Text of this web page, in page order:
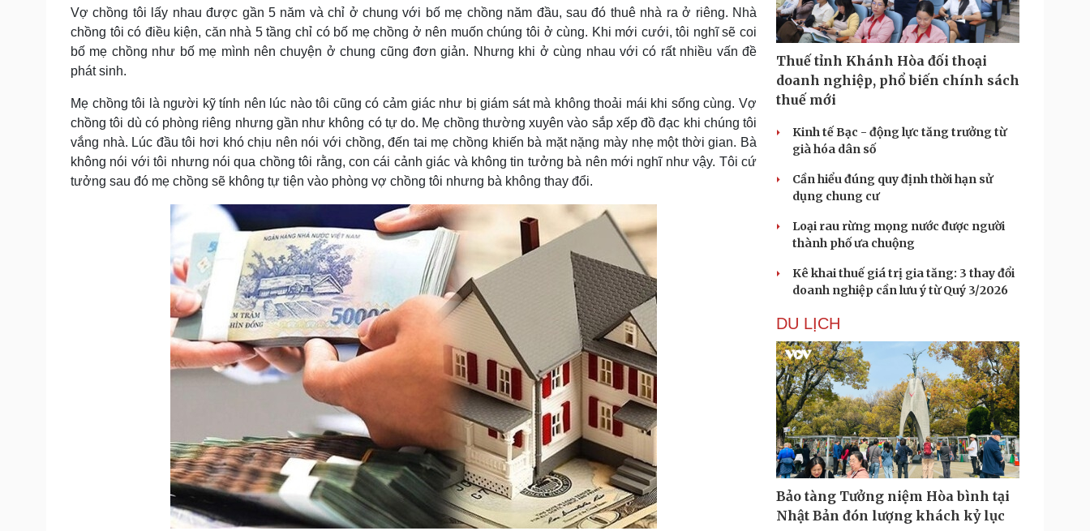
Tư vấn luật
Phân tích
Thế giới thể thao
eSports
Hậu trường
Tư vấn
Doanh nhân
Vì cộng đồng
Trải nghiệm
Chuyển đổi số
Sức khỏe
Cây thuốc
Sản phụ khoa
Nhi khoa
Nam khoa
Làm đẹp - giảm cân
Blog
Tình yêu - Gia đình
Văn học
Âm nhạc
Di sản
Thời trang
Sao Việt
Săn Tour
check-in
Podcast
Câu chuyện thời sự
Cửa sổ tình yêu
Kể chuyện cho bé
Vợ chồng tôi lấy nhau được gần 5 năm và chỉ ở chung với bố mẹ chồng năm đầu, sau đó thuê nhà ra ở riêng. Nhà
chồng tôi có điều kiện, căn nhà 5 tầng chỉ có bố mẹ chồng ở nên muốn chúng tôi ở cùng. Khi mới cưới, tôi nghĩ sẽ coi
bố mẹ chồng như bố mẹ mình nên chuyện ở chung cũng đơn giản. Nhưng khi ở cùng nhau với có rất nhiều vấn đề
phát sinh.
Mẹ chồng tôi là người kỹ tính nên lúc nào tôi cũng có cảm giác như bị giám sát mà không thoải mái khi sống cùng. Vợ
chồng tôi dù có phòng riêng nhưng gần như không có tự do. Mẹ chồng thường xuyên vào sắp xếp đồ đạc khi chúng tôi
vắng nhà. Lúc đầu tôi hơi khó chịu nên nói với chồng, đến tai mẹ chồng khiến bà mặt nặng mày nhẹ một thời gian. Bà
không nói với tôi nhưng nói qua chồng tôi rằng, con cái cảnh giác và không tin tưởng bà nên mới nghĩ như vậy. Tôi cứ
tưởng sau đó mẹ chồng sẽ không tự tiện vào phòng vợ chồng tôi nhưng bà không thay đổi.
Thuế tỉnh Khánh Hòa đối thoại
doanh nghiệp, phổ biến chính sách
thuế mới
Kinh tế Bạc - động lực tăng trưởng từ
già hóa dân số
Cần hiểu đúng quy định thời hạn sử
dụng chung cư
Loại rau rừng mọng nước được người
thành phố ưa chuộng
Kê khai thuế giá trị gia tăng: 3 thay đổi
doanh nghiệp cần lưu ý từ Quý 3/2026
DU LỊCH
Bảo tàng Tưởng niệm Hòa bình tại
Nhật Bản đón lượng khách kỷ lục